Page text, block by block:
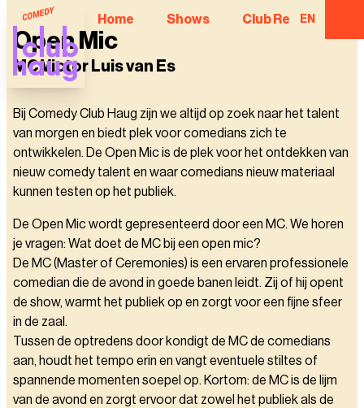
Home Shows Club Regulars
EN
Open Mic
MC Victor Luis van Es
Bij Comedy Club Haug zijn we altijd op zoek naar het talent
van morgen en biedt plek voor comedians zich te
ontwikkelen. De Open Mic is de plek voor het ontdekken van
nieuw comedy talent en waar comedians nieuw materiaal
kunnen testen op het publiek.
De Open Mic wordt gepresenteerd door een MC. We horen
je vragen: Wat doet de MC bij een open mic?
De MC (Master of Ceremonies) is een ervaren professionele
comedian die de avond in goede banen leidt. Zij of hij opent
de show, warmt het publiek op en zorgt voor een fijne sfeer
in de zaal.
Tussen de optredens door kondigt de MC de comedians
aan, houdt het tempo erin en vangt eventuele stiltes of
spannende momenten soepel op. Kortom: de MC is de lijm
van de avond en zorgt ervoor dat zowel het publiek als de